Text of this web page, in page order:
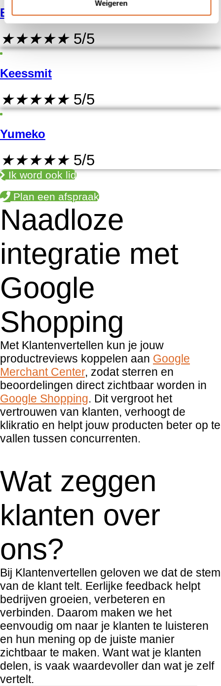
Weigeren
Euro Events
★★★★★ 5/5
Keessmit
★★★★★ 5/5
Yumeko
★★★★★ 5/5
Ik word ook lid
Plan een afspraak
Naadloze
integratie met
Google
Shopping
Met Klantenvertellen kun je jouw
productreviews koppelen aan Google
Merchant Center, zodat sterren en
beoordelingen direct zichtbaar worden in
Google Shopping. Dit vergroot het
vertrouwen van klanten, verhoogt de
klikratio en helpt jouw producten beter op te
vallen tussen concurrenten.
Wat zeggen
klanten over
ons?
Bij Klantenvertellen geloven we dat de stem
van de klant telt. Eerlijke feedback helpt
bedrijven groeien, verbeteren en
verbinden. Daarom maken we het
eenvoudig om naar je klanten te luisteren
en hun mening op de juiste manier
zichtbaar te maken. Want wat je klanten
delen, is vaak waardevoller dan wat je zelf
vertelt.